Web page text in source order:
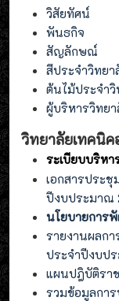
วิสัยทัศน์
พันธกิจ
สัญลักษณ์
สีประจำวิทยา
ต้นไม้ประจำวิ
ผู้บริหารวิทยา
วิทยาลัยเทคนิ
ระเบียบบริห
เอกสารประ
ปีงบประมาณ
นโยบายการ
รายงานผลก
ประจำปีงบป
แผนปฎิบัติรา
รวมข้อมูลกา